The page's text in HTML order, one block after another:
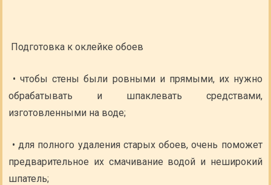
Подготовка к оклейке обоев
• чтобы стены были ровными и прямыми, их нужно
обрабатывать и шпаклевать средствами,
изготовленными на воде;
• для полного удаления старых обоев, очень поможет
предварительное их смачивание водой и неширокий
шпатель;